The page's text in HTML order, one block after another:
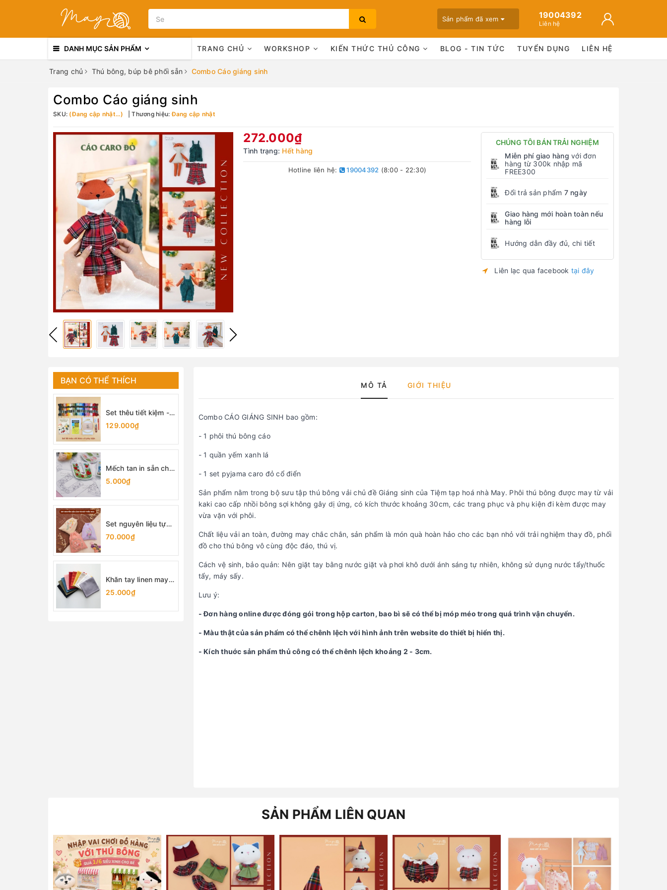
Sản phẩm đã xem 19004392
Liên hệ
DANH MỤC SẢN PHẨM TRANG CHỦ WORKSHOP KIẾN THỨC THỦ CÔNG BLOG - TIN TỨC TUYỂN DỤNG LIÊN HỆ
Trang chủ Thú bông, búp bê phối sẵn Combo Cáo giáng sinh
Combo Cáo giáng sinh
SKU: (Đang cập nhật...) Thương hiệu:Đang cập nhật
272.000₫
Tình trạng: Hết hàng
Hotline liên hệ: 19004392 (8:00 - 22:30)
CHÚNG TÔI BÁN TRẢI NGHIỆM
Miễn phí giao hàngvới đơn
hàng từ 300k nhập mã
FREE300
Đổi trả sản phẩm 7 ngày
Giao hàng mới hoàn toàn nếu
hàng lỗi
Hướng dẫn đầy đủ, chi tiết
Liên lạc qua facebook tại đây
BẠN CÓ THỂ THÍCH
Set thêu tiết kiệm -
set dụng cụ thêu cơ
bản cho người mới
129.000₫
Mếch tan in sẵn chữ
cái (lẻ 1 chữ)
5.000₫
Set nguyên liệu tự
làm túi rút thêu hoa
70.000₫
Khăn tay linen may
sẵn viền 25x25cm
25.000₫
MÔ TẢ GIỚI THIỆU
Combo CÁO GIÁNG SINH bao gồm:
- 1 phôi thú bông cáo
- 1 quần yếm xanh lá
- 1 set pyjama caro đỏ cổ điển
Sản phẩm nằm trong bộ sưu tập thú bông vải chủ đề Giáng sinh của Tiệm tạp hoá nhà May. Phôi thú bông được may từ vải
kaki cao cấp nhồi bông sợi không gây dị ứng, có kích thước khoảng 30cm, các trang phục và phụ kiện đi kèm được may
vừa vặn với phôi.
Chất liệu vải an toàn, đường may chắc chắn, sản phẩm là món quà hoàn hảo cho các bạn nhỏ với trải nghiệm thay đồ, phối
đồ cho thú bông vô cùng độc đáo, thú vị.
Cách vệ sinh, bảo quản: Nên giặt tay bằng nước giặt và phơi khô dưới ánh sáng tự nhiên, không sử dụng nước tẩy/thuốc
tẩy, máy sấy.
Lưu ý:
- Đơn hàng online được đóng gói trong hộp carton, bao bì sẽ có thể bị móp méo trong quá trình vận chuyển.
- Màu thật của sản phẩm có thể chênh lệch với hình ảnh trên website do thiết bị hiển thị.
- Kích thuớc sản phẩm thủ công có thể chênh lệch khoảng 2 - 3cm.
SẢN PHẨM LIÊN QUAN